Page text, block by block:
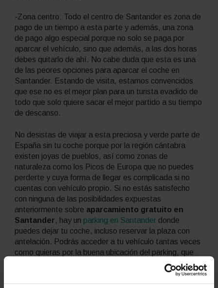
-Zona centro: Todo el centro de Santander es zona de
pago de un tiempo a esta parte y además, una zona
de pago algo especial porque no solo se paga por
aparcar el vehículo, sino que además, a las dos horas
debes quitarlo de ahí. No cabe duda que esta es una
de las peores opciones para aparcar el coche en
Santander. Estando de visita, estamos convencidos
que ese no es el mejor plan para un turista evadido de
todo que solo quiere sacar el mejor partido a su tiempo
de descanso.
No desistas de viajar a esta preciosa y verde parte de
España sin tu coche porque por la región cántabra
existen joyas de pueblos, así como zonas de
naturaleza como los Picos de Europa que no puedes
perderte y cuya forma de llegar es complicada si no
cuentas con vehículo propio. Si no estás satisfecho
con ninguna de las posibilidades expuestas
anteriormente sobre aparcamiento gratuito en
Santander, hay un parking en Santander donde
puedes dejar tu coche, incluso reservar la plaza con
antelación. Podrás acceder a tu vehículo tantas veces
como quieras por la buena ubicación del parking, que
además podrás reservar con antelación y con